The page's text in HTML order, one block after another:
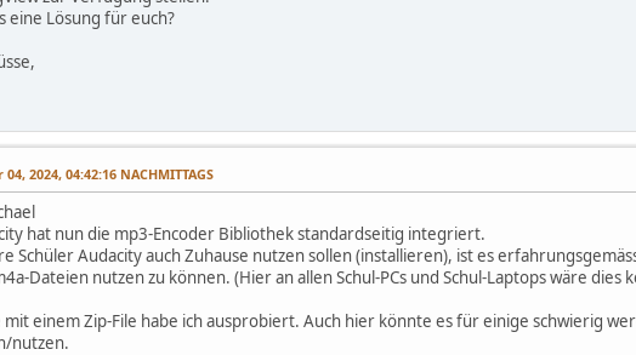
eine Lösung für euch?
2024, 04:42:16 NACHMITTAGS
hat nun die mp3-Encoder Bibliothek standardseitig integriert.
Schüler Audacity auch Zuhause nutzen sollen (installieren), ist es
Dateien nutzen zu können. (Hier an allen Schul-PCs und Schul-Laptops wäre dies
mit einem Zip-File habe ich ausprobiert. Auch hier könnte es für einige schwierig
nutzen.